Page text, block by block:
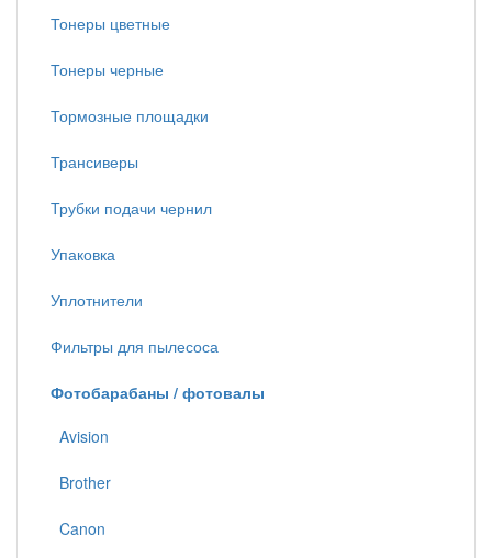
Тонеры цветные
Тонеры черные
Тормозные площадки
Трансиверы
Трубки подачи чернил
Упаковка
Уплотнители
Фильтры для пылесоса
Фотобарабаны / фотовалы
Avision
Brother
Canon